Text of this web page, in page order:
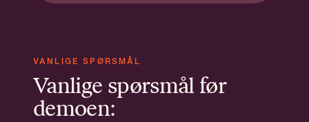
VANLIGE SPØRSMÅL
Vanlige spørsmål før
demoen: